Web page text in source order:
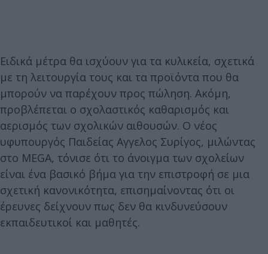
Ειδικά μέτρα θα ισχύουν για τα κυλικεία, σχετικά
με τη λειτουργία τους και τα προϊόντα που θα
μπορούν να παρέχουν προς πώληση. Ακόμη,
προβλέπεται ο σχολαστικός καθαρισμός και
αερισμός των σχολικών αιθουσών. Ο νέος
υφυπουργός Παιδείας Αγγελος Συρίγος, μιλώντας
στο MEGA, τόνισε ότι το άνοιγμα των σχολείων
είναι ένα βασικό βήμα για την επιστροφή σε μια
σχετική κανονικότητα, επισημαίνοντας ότι οι
έρευνες δείχνουν πως δεν θα κινδυνεύσουν
εκπαιδευτικοί και μαθητές.